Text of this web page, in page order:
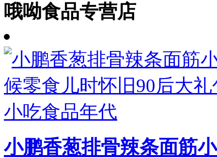
哦呦食品专营店
小鹏香葱排骨辣条面筋